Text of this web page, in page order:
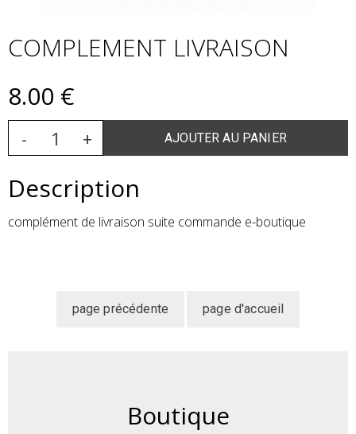
COMPLEMENT LIVRAISON
8.00 €
Description
complément de livraison suite commande e-boutique
Boutique